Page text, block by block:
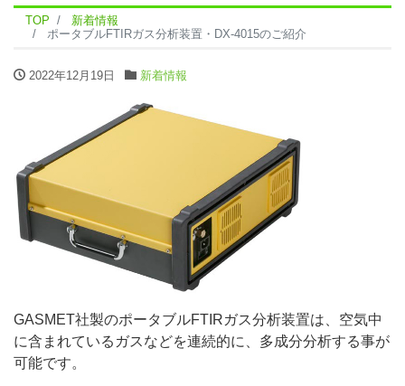
TOP
新着情報
ポータブルFTIRガス分析装置・DX-4015のご紹介
2022年12月19日 新着情報
GASMET社製のポータブルFTIRガス分析装置は、空気中
に含まれているガスなどを連続的に、多成分分析する事が
可能です。